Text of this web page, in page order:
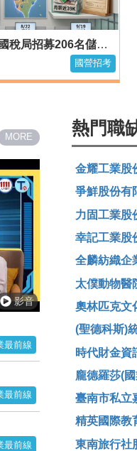
財政部南區國稅局招募206名儲備約僱人員 月薪近39K
國營招考
MORE
最前線
最前線
最前線
熱門職
金耀工業股
爭鮮股份有
力固工業股
幸記工業股
全麟紡織企
太僕動物醫
奧林匹克文
(聖德科斯)
時代財金資
龐德羅莎(
臺南市私立
精英國際教
東南旅行社